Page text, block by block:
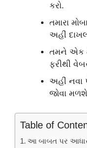
કરો.
તમારા
અહીં
તમને એક
ફરીથી
અહીં નવા
જોવા
Table of
આ બાબત પર આધાર